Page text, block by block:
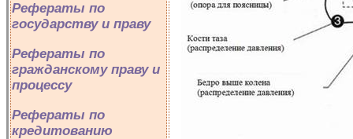
Рефераты по
государству и праву
Рефераты по
гражданскому праву и
процессу
Рефераты по
кредитованию